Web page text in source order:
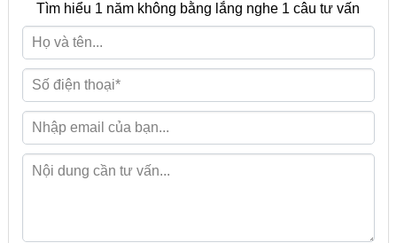
Tìm hiểu 1 năm không bằng lắng nghe 1 câu tư vấn